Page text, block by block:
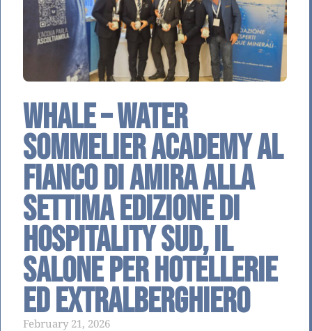
Whale – Water
Sommelier Academy al
fianco di AMIRA alla
settima edizione di
Hospitality Sud, il
Salone per Hotellerie
ed Extralberghiero
February 21, 2026